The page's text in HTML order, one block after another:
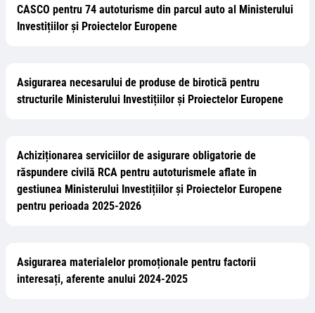
CASCO pentru 74 autoturisme din parcul auto al Ministerului
Investițiilor și Proiectelor Europene
Asigurarea necesarului de produse de birotică pentru
structurile Ministerului Investițiilor și Proiectelor Europene
Achiziționarea serviciilor de asigurare obligatorie de
răspundere civilă RCA pentru autoturismele aflate în
gestiunea Ministerului Investițiilor și Proiectelor Europene
pentru perioada 2025-2026
Asigurarea materialelor promoționale pentru factorii
interesați, aferente anului 2024-2025